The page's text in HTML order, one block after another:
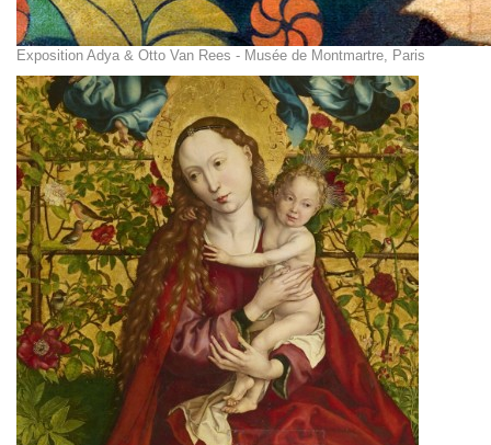
Exposition Adya & Otto Van Rees - Musée de Montmartre, Paris